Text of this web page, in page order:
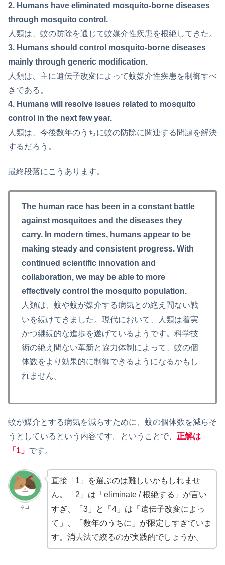
2. Humans have eliminated mosquito-borne diseases
through mosquito control.
人類は、蚊の防除を通じて蚊媒介性疾患を根絶してきた。
3. Humans should control mosquito-borne diseases
mainly through generic modification.
人類は、主に遺伝子改変によって蚊媒介性疾患を制御すべ
きである。
4. Humans will resolve issues related to mosquito
control in the next few year.
人類は、今後数年のうちに蚊の防除に関連する問題を解決
するだろう。
最終段落にこうあります。
The human race has been in a constant battle
against mosquitoes and the diseases they
carry. In modern times, humans appear to be
making steady and consistent progress. With
continued scientific innovation and
collaboration, we may be able to more
effectively control the mosquito population.
人類は、蚊や蚊が媒介する病気との絶え間ない戦
いを続けてきました。現代において、人類は着実
かつ継続的な進歩を遂げているようです。科学技
術の絶え間ない革新と協力体制によって、蚊の個
体数をより効果的に制御できるようになるかもし
れません。
蚊が媒介とする病気を減らすために、蚊の個体数を減らそ
うとしているという内容です。ということで、 正解は
「1」 です。
ネコ
直接「1」を選ぶのは難しいかもしれませ
ん。「2」は「eliminate / 根絶する」が言い
すぎ、「3」と「4」は「遺伝子改変によっ
て」、「数年のうちに」が限定しすぎていま
す。消去法で絞るのが実践的でしょうか。